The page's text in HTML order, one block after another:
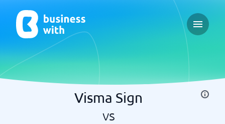
Open
Visma Sign
vs